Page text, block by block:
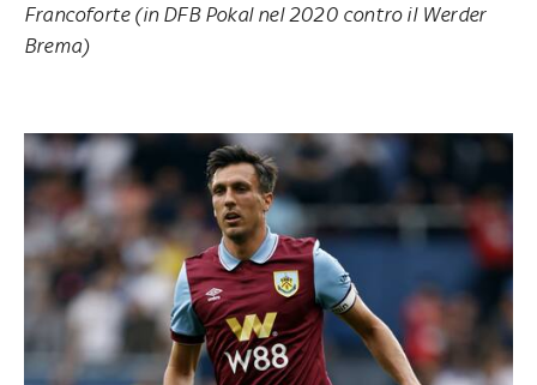
Francoforte (in DFB Pokal nel 2020 contro il Werder
Brema)